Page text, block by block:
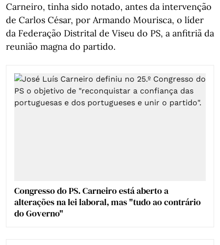
Carneiro, tinha sido notado, antes da intervenção
de Carlos César, por Armando Mourisca, o líder
da Federação Distrital de Viseu do PS, a anfitriã da
reunião magna do partido.
Congresso do PS. Carneiro está aberto a
alterações na lei laboral, mas "tudo ao contrário
do Governo"